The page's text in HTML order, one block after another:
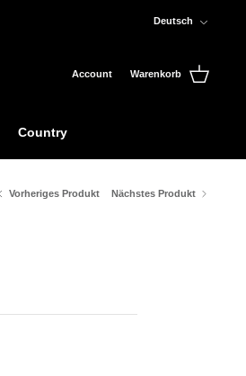
Deutsch
Account Warenkorb
Country
Vorheriges Produkt Nächstes Produkt